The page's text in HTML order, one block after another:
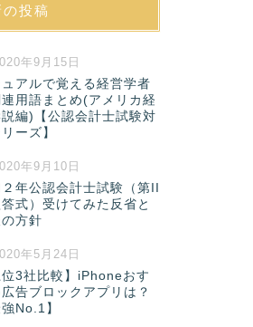
投稿
年9月15日
ュアルで覚える経営学者
連用語まとめ(アメリカ経
編)【公認会計士試験対
ーズ】
年9月10日
年公認会計士試験（第II
答式）受けてみた反省と
方針
年5月24日
位3社比較】iPhoneおす
告ブロックアプリは？
強No.1】